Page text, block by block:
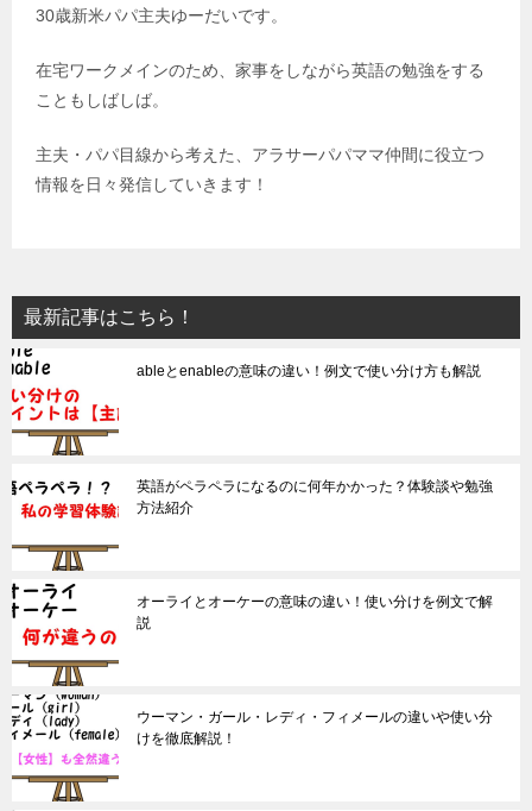
30歳新米パパ主夫ゆーだいです。
在宅ワークメインのため、家事をしながら英語の勉強をする
こともしばしば。
主夫・パパ目線から考えた、アラサーパパママ仲間に役立つ
情報を日々発信していきます！
最新記事はこちら！
ableとenableの意味の違い！例文で使い分け方も解説
英語がペラペラになるのに何年かかった？体験談や勉強
方法紹介
オーライとオーケーの意味の違い！使い分けを例文で解
説
ウーマン・ガール・レディ・フィメールの違いや使い分
けを徹底解説！